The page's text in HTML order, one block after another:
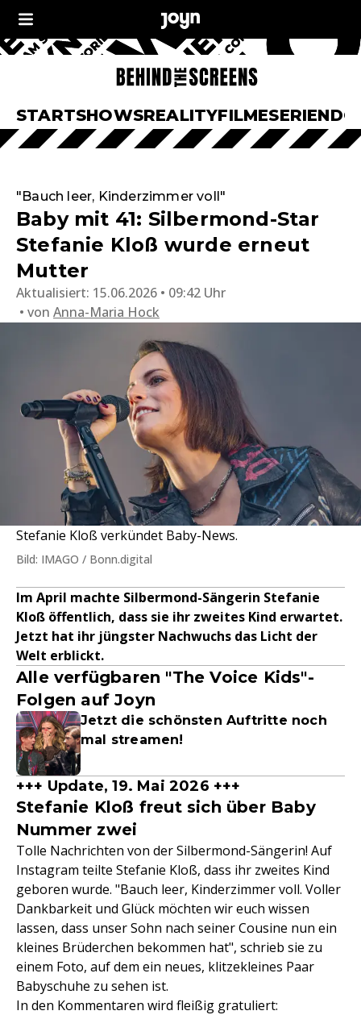
STARTSHOWSREALITYFILMESERIEN
"Bauch leer, Kinderzimmer voll"
Baby mit 41: Silbermond-Star
Stefanie Kloß wurde erneut
Mutter
Aktualisiert: 15.06.2026 • 09:42 Uhr
von Anna-Maria Hock
Stefanie Kloß verkündet Baby-News.
Bild: IMAGO / Bonn.digital
Im April machte Silbermond-Sängerin Stefanie
Kloß öffentlich, dass sie ihr zweites Kind erwartet.
Jetzt hat ihr jüngster Nachwuchs das Licht der
Welt erblickt.
Alle verfügbaren "The Voice Kids"-
Folgen auf Joyn
Jetzt die schönsten Auftritte noch
mal streamen!
+++ Update, 19. Mai 2026 +++
Stefanie Kloß freut sich über Baby
Nummer zwei
Tolle Nachrichten von der Silbermond-Sängerin! Auf
Instagram teilte Stefanie Kloß, dass ihr zweites Kind
geboren wurde. "Bauch leer, Kinderzimmer voll. Voller
Dankbarkeit und Glück möchten wir euch wissen
lassen, dass unser Sohn nach seiner Cousine nun ein
kleines Brüderchen bekommen hat", schrieb sie zu
einem Foto, auf dem ein neues, klitzekleines Paar
Babyschuhe zu sehen ist.
In den Kommentaren wird fleißig gratuliert: